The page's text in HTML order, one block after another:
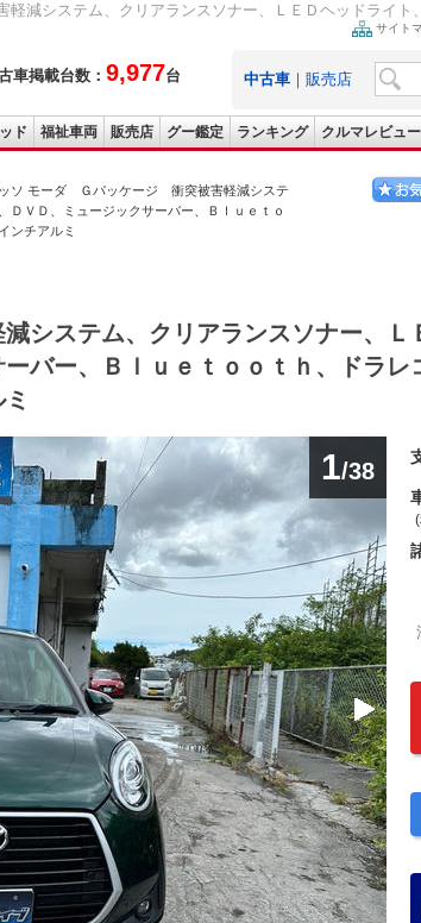
減システム、クリアランスソナー、ＬＥＤヘッドライト
車掲載台数： 9,977台
サイト
中古車 ｜ 販売店
ド 福祉車両 販売店 グー鑑定 ランキング クルマレビュー
ソ モーダ Ｇパッケージ 衝突被害軽減システ
ＤＶＤ、ミュージックサーバー、Ｂｌｕｅｔｏ
ンチアルミ
ステム、クリアランスソナー、Ｌ
バー、Ｂｌｕｅｔｏｏｔｈ、ドラレ
1/38